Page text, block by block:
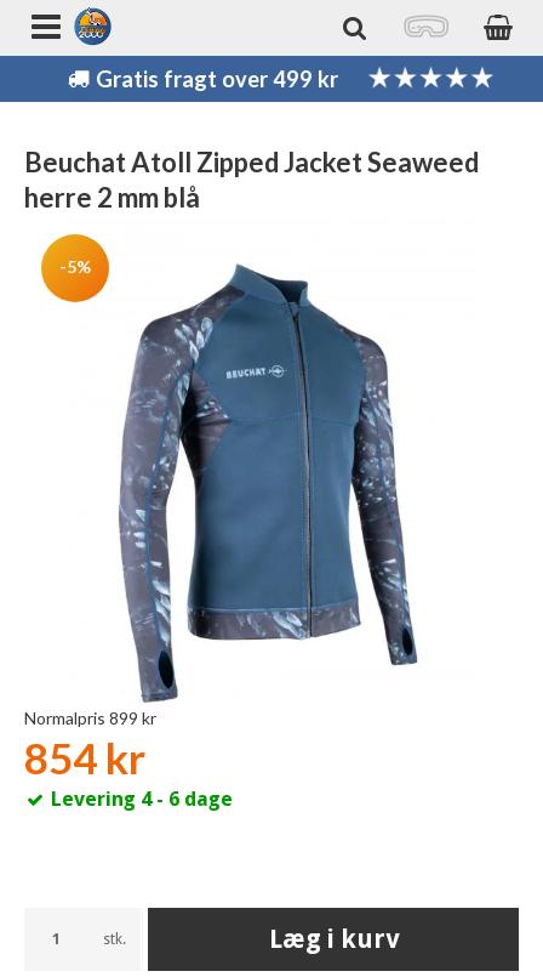
Gratis fragt over 499 kr
Beuchat Atoll Zipped Jacket Seaweed
herre 2 mm blå
-5%
Normalpris 899 kr
854 kr
Levering 4 - 6 dage
stk. Læg i kurv